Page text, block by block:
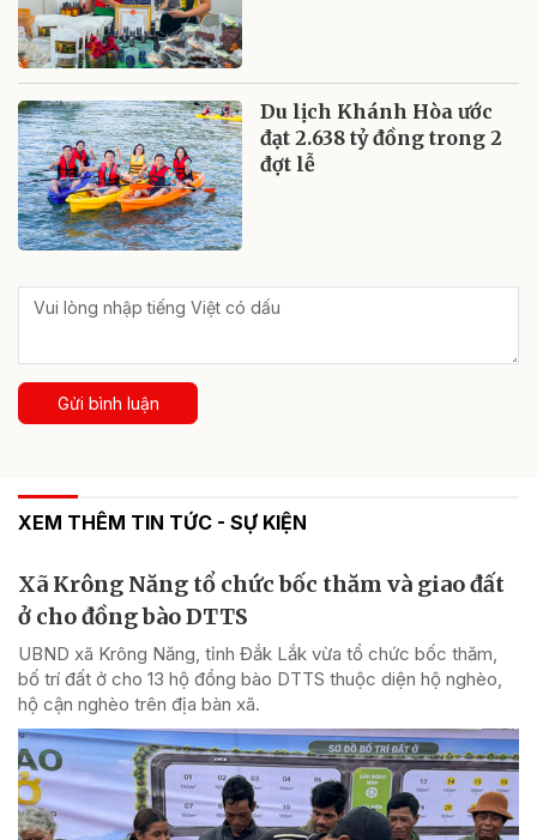
Du lịch Khánh Hòa ước
đạt 2.638 tỷ đồng trong 2
đợt lễ
Gửi bình luận
XEM THÊM TIN TỨC - SỰ KIỆN
Xã Krông Năng tổ chức bốc thăm và giao đất
ở cho đồng bào DTTS
UBND xã Krông Năng, tỉnh Đắk Lắk vừa tổ chức bốc thăm,
bố trí đất ở cho 13 hộ đồng bào DTTS thuộc diện hộ nghèo,
hộ cận nghèo trên địa bàn xã.